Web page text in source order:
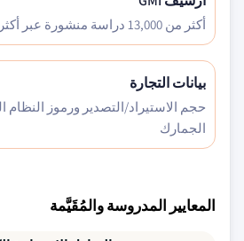
أكثر من 13,000 دراسة منشورة عبر أكثر من 30 قطاعاً صناعياً
بيانات التجارة
حجم الاستيراد/التصدير ورموز
الجمارك
المعايير المدروسة والمُقَيَّمة